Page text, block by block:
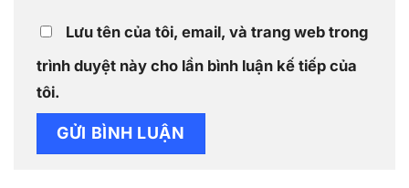
Lưu tên của tôi, email, và trang web trong
trình duyệt này cho lần bình luận kế tiếp của
tôi.